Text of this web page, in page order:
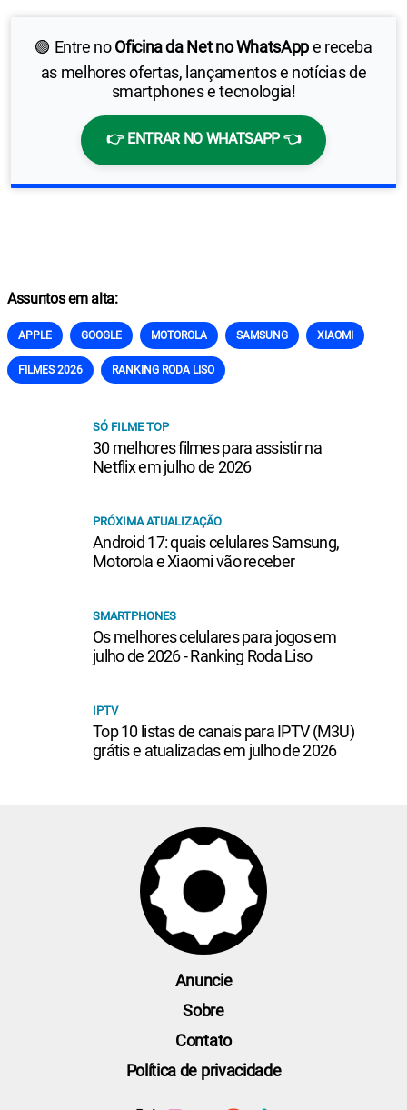
🟢 Entre noOficina da Net no WhatsAppe receba
as melhores ofertas, lançamentos e notícias de
smartphones e tecnologia!
👉 ENTRAR NO WHATSAPP 👈
Assuntos em alta:
APPLE GOOGLE MOTOROLA SAMSUNG XIAOMI
FILMES 2026 RANKING RODA LISO
SÓ FILME TOP
30 melhores filmes para assistir na
Netflix em julho de 2026
PRÓXIMA ATUALIZAÇÃO
Android 17: quais celulares Samsung,
Motorola e Xiaomi vão receber
SMARTPHONES
Os melhores celulares para jogos em
julho de 2026 - Ranking Roda Liso
IPTV
Top 10 listas de canais para IPTV (M3U)
grátis e atualizadas em julho de 2026
Anuncie
Sobre
Contato
Política de privacidade